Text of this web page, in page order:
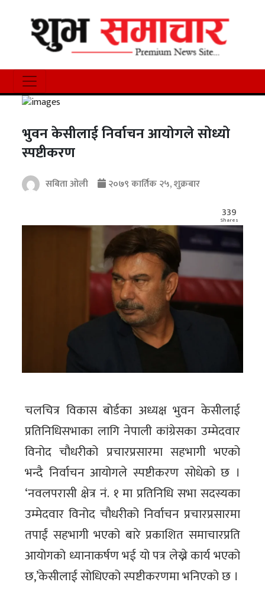
भुवन केसीलाई निर्वाचन आयोगले सोध्यो
स्पष्टीकरण
सबिता ओली
२०७९ कार्तिक २५, शुक्रबार
339
Shares
चलचित्र विकास बोर्डका अध्यक्ष भुवन केसीलाई
प्रतिनिधिसभाका लागि नेपाली कांग्रेसका उम्मेदवार
विनोद चौधरीको प्रचारप्रसारमा सहभागी भएको
भन्दै निर्वाचन आयोगले स्पष्टीकरण सोधेको छ ।
‘नवलपरासी क्षेत्र नं. १ मा प्रतिनिधि सभा सदस्यका
उम्मेदवार विनोद चौधरीको निर्वाचन प्रचारप्रसारमा
तपाईं सहभागी भएको बारे प्रकाशित समाचारप्रति
आयोगको ध्यानाकर्षण भई यो पत्र लेख्ने कार्य भएको
छ,’केसीलाई सोधिएको स्पष्टीकरणमा भनिएको छ ।